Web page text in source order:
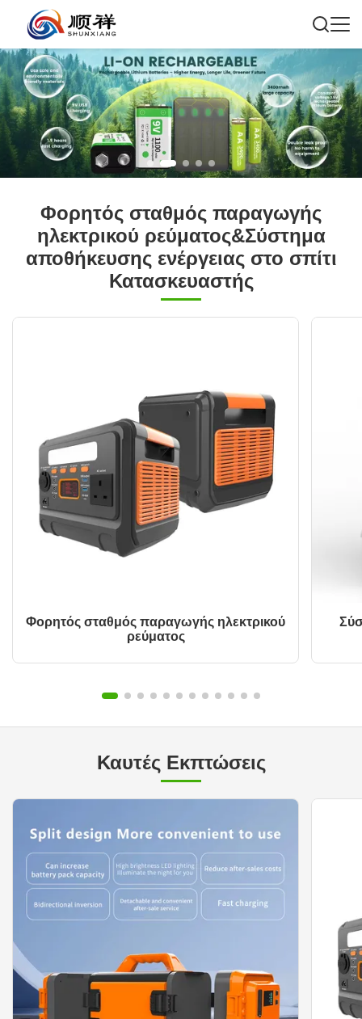
Φορητός σταθμός παραγωγής
ηλεκτρικού ρεύματος&Σύστημα
αποθήκευσης ενέργειας στο σπίτι
Κατασκευαστής
Φορητός σταθμός παραγωγής ηλεκτρικού
ρεύματος
Καυτές Εκπτώσεις